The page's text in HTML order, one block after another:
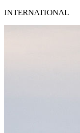
INTERNATIONAL